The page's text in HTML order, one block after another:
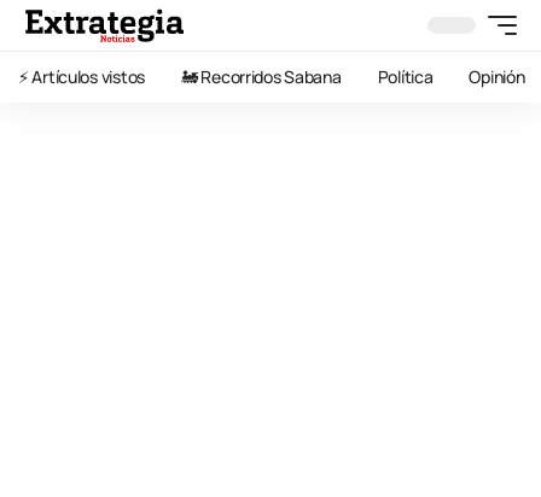
⚡️ Artículos vistos 🚂 Recorridos Sabana Política Opinión